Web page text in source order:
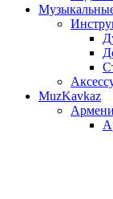
MuzKavkaz